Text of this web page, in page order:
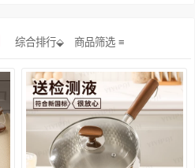
综合排行⬙ 商品筛选